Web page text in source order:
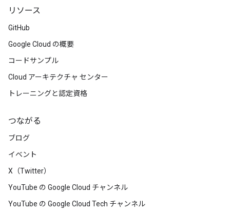
リソース
GitHub
Google Cloud の概要
コードサンプル
Cloud アーキテクチャ センター
トレーニングと認定資格
つながる
ブログ
イベント
X（Twitter）
YouTube の Google Cloud チャンネル
YouTube の Google Cloud Tech チャンネル